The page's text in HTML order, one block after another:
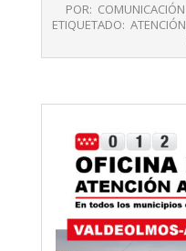
05-
POR: COMUNICACIÓN
ETIQUETADO: ATENCIÓN